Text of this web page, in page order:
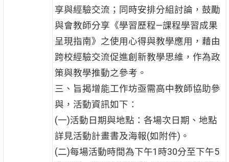
享與經驗交流；同時安排分組討論，鼓勵
與會教師分享《學習歷程—課程學習成果
呈現指南》之使用心得與教學應用，藉由
跨校經驗交流促進創新教學思維，作為政
策與教學推動之參考。
三、旨揭增能工作坊亟需高中教師協助參
與，活動資訊如下：
(一)活動日期與地點：各場次日期、地點
詳見活動計畫書及海報(如附件)。
(二)每場活動時間為下午1時30分至下午5